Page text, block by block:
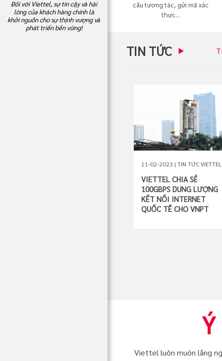
Đối với Viettel, sự tin cậy và hài
lòng của khách hàng chính là
khởi nguồn cho sự thịnh vượng và
phát triển bền vững!
cầu tương tác, gửi mã xác
thực...
TIN TỨC
11-02-2023 | TIN TỨC VIETTEL
VIETTEL CHIA SẺ
100GBPS DUNG LƯỢNG
KẾT NỐI INTERNET
QUỐC TẾ CHO VNPT
Ý
Viettel luôn muốn lắng